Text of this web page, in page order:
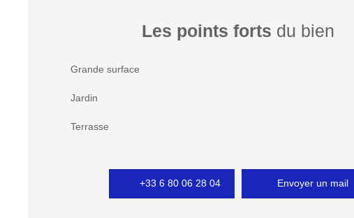
Les points forts du bien
Grande surface
Jardin
Terrasse
+33 6 80 06 28 04 Envoyer un mail